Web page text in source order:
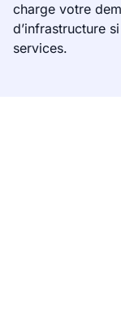
charge votre
d’infrastructure
services.